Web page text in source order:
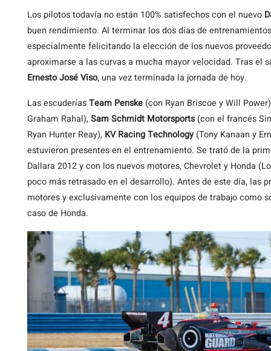
Los pilotos todavía no están 100% satisfechos con el nuevo
buen rendimiento. Al terminar los dos días de
especialmente felicitando la elección de los nuevos
aproximarse a las curvas a mucha mayor velocidad. Tras el
Ernesto José Viso, una vez terminada la jornada de hoy.
Las escuderíasTeam Penske (con Ryan Briscoe y Will
Graham Rahal),Sam Schmidt Motorsports(con el francés
Ryan Hunter Reay), KV Racing Technology(Tony Kanaan y
estuvieron presentes en el entrenamiento. Se trató de la
Dallara 2012 y con los nuevos motores, Chevrolet y Honda
poco más retrasado en el desarrollo). Antes de este día, las
motores y exclusivamente con los equipos de trabajo como
caso de Honda.